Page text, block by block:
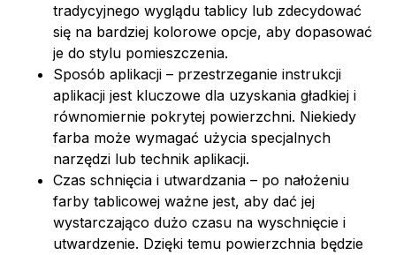
tradycyjnego wyglądu tablicy lub zdecydować
się na bardziej kolorowe opcje, aby dopasować
je do stylu pomieszczenia.
Sposób aplikacji – przestrzeganie instrukcji
aplikacji jest kluczowe dla uzyskania gładkiej i
równomiernie pokrytej powierzchni. Niekiedy
farba może wymagać użycia specjalnych
narzędzi lub technik aplikacji.
Czas schnięcia i utwardzania – po nałożeniu
farby tablicowej ważne jest, aby dać jej
wystarczająco dużo czasu na wyschnięcie i
utwardzenie. Dzięki temu powierzchnia będzie